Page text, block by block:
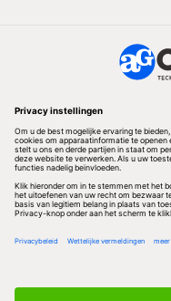
Redactionele partner
Algemene Voorwaarden &